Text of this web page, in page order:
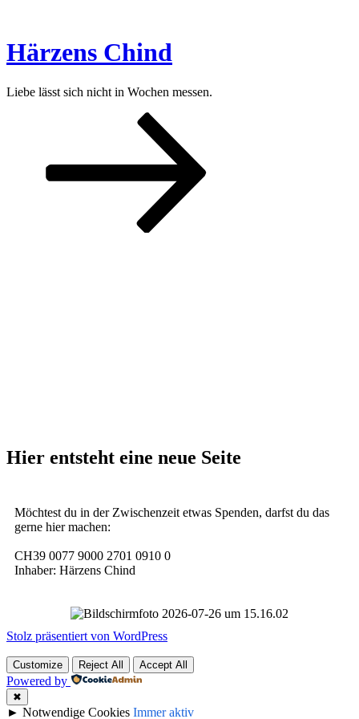
springen
Härzens Chind
Liebe lässt sich nicht in Wochen messen.
Hier entsteht eine neue Seite
Möchtest du in der Zwischenzeit etwas Spenden, darfst du das
gerne hier machen:
CH39 0077 9000 2701 0910 0
Inhaber: Härzens Chind
Stolz präsentiert von WordPress
Customize Reject All Accept All
Powered by
✖
► Notwendige Cookies Immer aktiv